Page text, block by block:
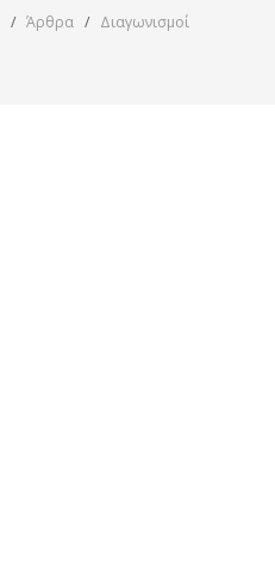
Άρθρα Διαγωνισμοί